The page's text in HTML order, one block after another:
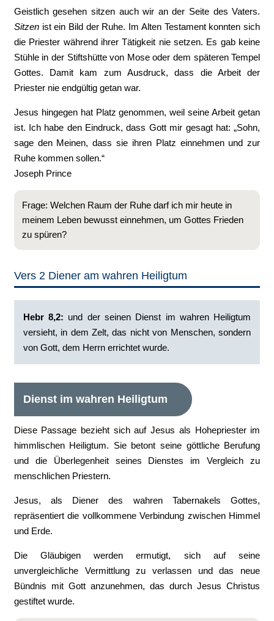
Geistlich gesehen sitzen auch wir an der Seite des Vaters.
Sitzenist ein Bild der Ruhe. Im Alten Testament konnten sich
die Priester während ihrer Tätigkeit nie setzen. Es gab keine
Stühle in der Stiftshütte von Mose oder dem späteren Tempel
Gottes. Damit kam zum Ausdruck, dass die Arbeit der
Priester nie endgültig getan war.
Jesus hingegen hat Platz genommen, weil seine Arbeit getan
ist. Ich habe den Eindruck, dass Gott mir gesagt hat: „Sohn,
sage den Meinen, dass sie ihren Platz einnehmen und zur
Ruhe kommen sollen.“
Joseph Prince
Frage: Welchen Raum der Ruhe darf ich mir heute in
meinem Leben bewusst einnehmen, um Gottes Frieden
zu spüren?
Vers 2 Diener am wahren Heiligtum
Hebr 8,2: ‭und der seinen Dienst im wahren Heiligtum
versieht, in dem Zelt, das nicht von Menschen, sondern
von Gott, dem Herrn errichtet wurde.
Dienst im wahren Heiligtum
Diese Passage bezieht sich auf Jesus als Hohepriester im
himmlischen Heiligtum. Sie betont seine göttliche Berufung
und die Überlegenheit seines Dienstes im Vergleich zu
menschlichen Priestern.
Jesus, als Diener des wahren Tabernakels Gottes,
repräsentiert die vollkommene Verbindung zwischen Himmel
und Erde.
Die Gläubigen werden ermutigt, sich auf seine
unvergleichliche Vermittlung zu verlassen und das neue
Bündnis mit Gott anzunehmen, das durch Jesus Christus
gestiftet wurde.